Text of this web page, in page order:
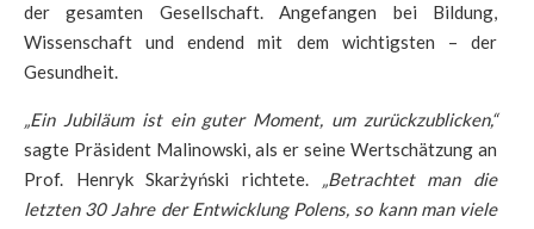
der gesamten Gesellschaft. Angefangen bei Bildung,
Wissenschaft und endend mit dem wichtigsten – der
Gesundheit.
„Ein Jubiläum ist ein guter Moment, um zurückzublicken,“
sagte Präsident Malinowski, als er seine Wertschätzung an
Prof. Henryk Skarżyński richtete. „Betrachtet man die
letzten 30 Jahre der Entwicklung Polens, so kann man viele